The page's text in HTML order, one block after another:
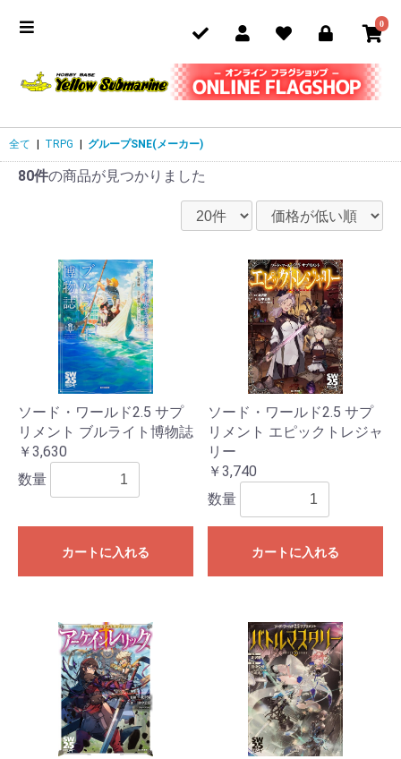
0
全て TRPG グループSNE(メーカー)
80件の商品が見つかりました
ソード・ワールド2.5 サプ
リメント ブルライト博物誌
￥3,630
数量
カートに入れる
ソード・ワールド2.5 サプ
リメント エピックトレジャ
リー
￥3,740
数量
カートに入れる